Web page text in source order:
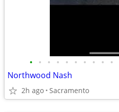
• • • • • • • • • •
Northwood Nash
2h ago Sacramento